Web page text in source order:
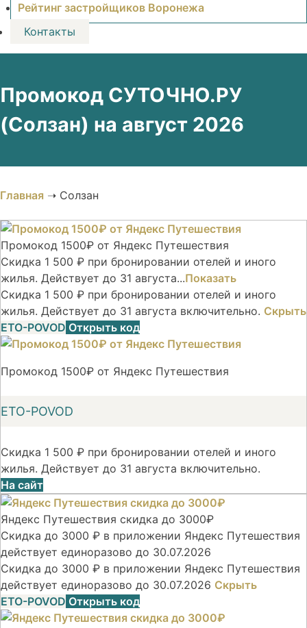
Рейтинг застройщиков Воронежа
Контакты
Промокод СУТОЧНО.РУ
(Солзан) на август 2026
Главная ➝ Солзан
Промокод 1500₽ от Яндекс Путешествия
Скидка 1 500 ₽ при бронировании отелей и иного
жилья. Действует до 31 августа...Показать
Скидка 1 500 ₽ при бронировании отелей и иного
жилья. Действует до 31 августа включительно. Скрыть
ETO-POVOD Открыть код
Промокод 1500₽ от Яндекс Путешествия
ETO-POVOD
Скидка 1 500 ₽ при бронировании отелей и иного
жилья. Действует до 31 августа включительно.
На сайт
Яндекс Путешествия скидка до 3000₽
Скидка до 3000 ₽ в приложении Яндекс Путешествия
действует единоразово до 30.07.2026
Скидка до 3000 ₽ в приложении Яндекс Путешествия
действует единоразово до 30.07.2026 Скрыть
ETO-POVOD Открыть код